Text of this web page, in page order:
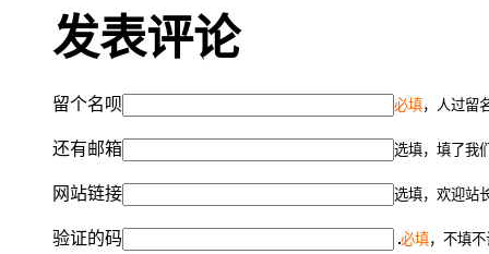
发表评论
留个名呗 必填，人过留
还有邮箱 选填，填了我
网站链接 选填，欢迎站
验证的码 必填，不填